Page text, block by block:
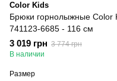
Color Kids
Брюки горнолыжные Color
741123-6685 - 116 см
3 019 грн 3 774 грн
В наличии
Размер